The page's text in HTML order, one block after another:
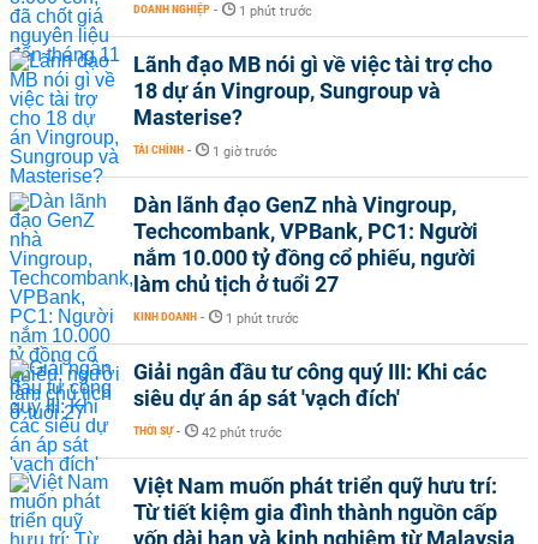
DOANH NGHIỆP - 1 phút trước
Lãnh đạo MB nói gì về việc tài trợ cho
18 dự án Vingroup, Sungroup và
Masterise?
TÀI CHÍNH - 1 giờ trước
Dàn lãnh đạo GenZ nhà Vingroup,
Techcombank, VPBank, PC1: Người
nắm 10.000 tỷ đồng cổ phiếu, người
làm chủ tịch ở tuổi 27
KINH DOANH - 1 phút trước
Giải ngân đầu tư công quý III: Khi các
siêu dự án áp sát 'vạch đích'
THỜI SỰ - 42 phút trước
Việt Nam muốn phát triển quỹ hưu trí:
Từ tiết kiệm gia đình thành nguồn cấp
vốn dài hạn và kinh nghiệm từ Malaysia